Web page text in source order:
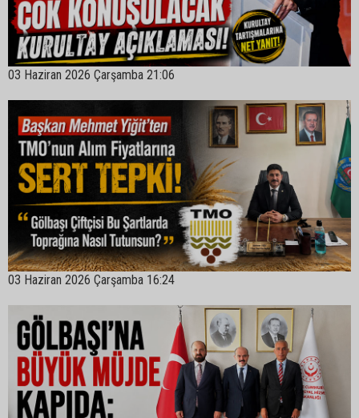
03 Haziran 2026 Çarşamba 21:06
03 Haziran 2026 Çarşamba 16:24